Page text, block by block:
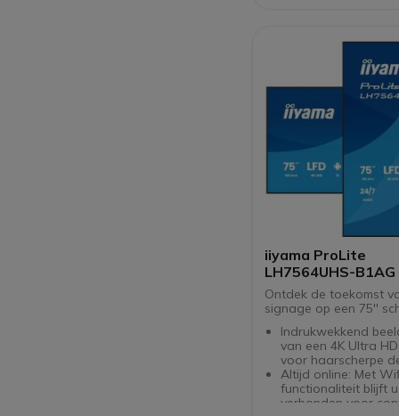
met TDM digitale
Geavanceerd
Kenmerken,
contrastverhouding
geïntegreerde
24/7 werking,
connectoren,
GB, compacte
-ondersteuning en
lichtgewicht.
iiyama ProLite
LH7564UHS-B1AG
Ontdek de toekomst
signage op een 75''
Indrukwekkend
van een 4K Ultra
voor haarscherpe
Altijd online: Met
functionaliteit blijft u
verbonden voor